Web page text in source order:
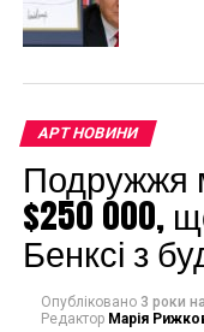
Christie’s
АРТ НОВИНИ
Подружжя
$250 000,
Бенксі з
Опубліковано 3 роки
Редактор Марія